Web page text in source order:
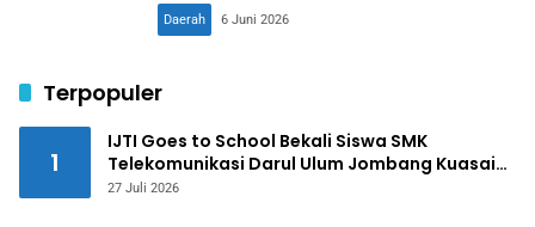
Daerah 6 Juni 2026
Terpopuler
1
IJTI Goes to School Bekali Siswa SMK
Telekomunikasi Darul Ulum Jombang Kuasai
Jurnalistik Digital
27 Juli 2026